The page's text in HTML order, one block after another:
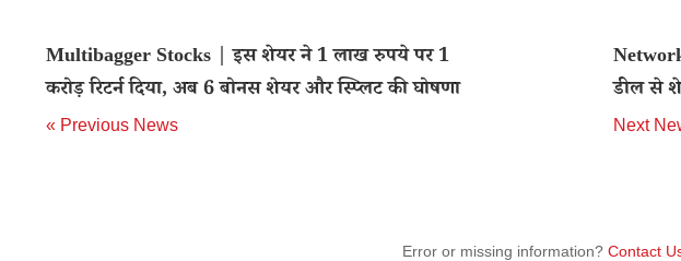
Multibagger Stocks | इस शेयर ने 1 लाख रुपये पर 1
करोड़ रिटर्न दिया, अब 6 बोनस शेयर और स्प्लिट की घोषणा
« Previous News
डील से
Next
Error or missing information? Contact